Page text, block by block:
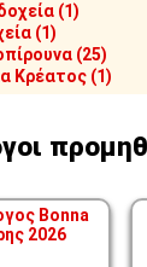
(1)
(1)
(25)
Κρέατος (1)
Bonna
2026